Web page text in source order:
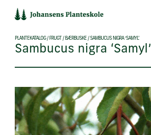
indholdet
PLANTEKATALOG/ FRUGT / BÆRBUSKE /SAMBUCUS NIGRA ‘SAMYL’
Sambucus nigra ‘Samyl’